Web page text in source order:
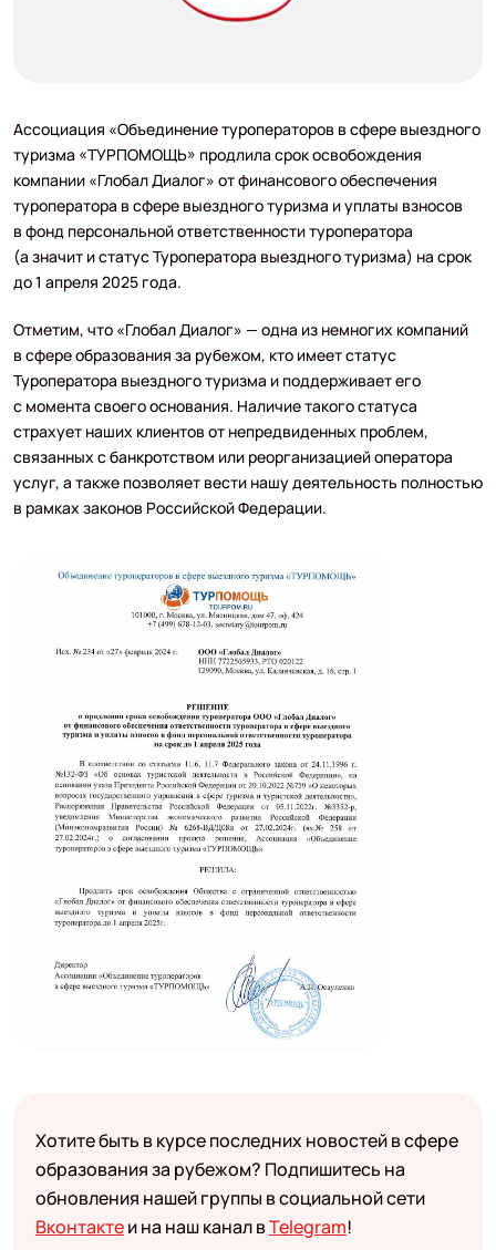
Ассоциация «Объединение туроператоров в сфере выездного
туризма «ТУРПОМОЩЬ» продлила срок освобождения
компании «Глобал Диалог» от финансового обеспечения
туроператора в сфере выездного туризма и уплаты взносов
в фонд персональной ответственности туроператора
(а значит и статус Туроператора выездного туризма) на срок
до 1 апреля 2025 года.
Отметим, что «Глобал Диалог» — одна из немногих компаний
в сфере образования за рубежом, кто имеет статус
Туроператора выездного туризма и поддерживает его
с момента своего основания. Наличие такого статуса
страхует наших клиентов от непредвиденных проблем,
связанных с банкротством или реорганизацией оператора
услуг, а также позволяет вести нашу деятельность полностью
в рамках законов Российской Федерации.
Хотите быть в курсе последних новостей в сфере
образования за рубежом? Подпишитесь на
обновления нашей группы в социальной сети
Вконтактеи на наш канал вTelegram!